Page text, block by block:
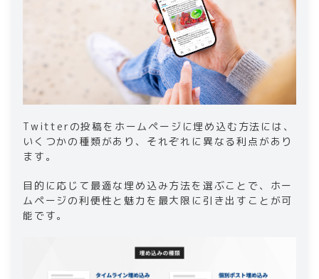
Twitterの投稿をホームページに埋め込む方法には、
いくつかの種類があり、それぞれに異なる利点があり
ます。
目的に応じて最適な埋め込み方法を選ぶことで、ホー
ムページの利便性と魅力を最大限に引き出すことが可
能です。